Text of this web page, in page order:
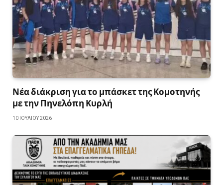
Νέα διάκριση για το μπάσκετ της Κομοτηνής
με την Πηνελόπη Κυρλή
10 ΙΟΥΛΊΟΥ 2026